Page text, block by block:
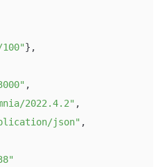
},
,
2022.4.2" ,
json" ,